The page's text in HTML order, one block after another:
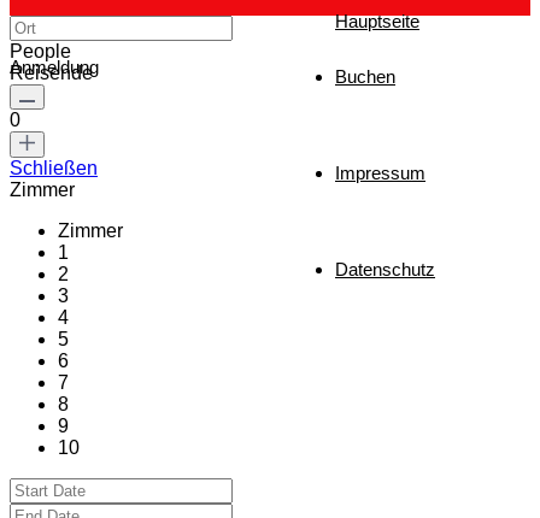
Hauptseite
Buchen
Impressum
Datenschutz
Anmeldung
People
Reisende
0
Schließen
Zimmer
Zimmer
1
2
3
4
5
6
7
8
9
10